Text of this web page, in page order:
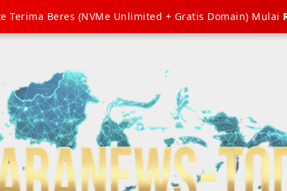
Terima Beres (NVMe Unlimited + Gratis Domain) Mulai